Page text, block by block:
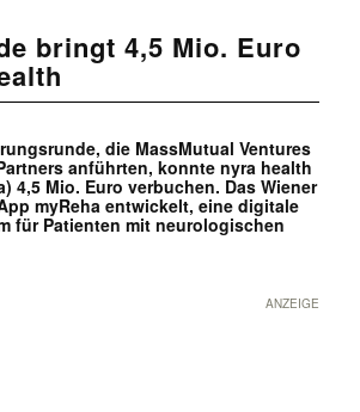
bringt 4,5 Mio. Euro
die MassMutual Ventures
anführten, konnte nyra health
4,5 Mio. Euro verbuchen. Das Wiener
myReha entwickelt, eine digitale
für Patienten mit neurologischen
ANZEIGE